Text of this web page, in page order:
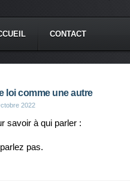
CONTACT
loi comme une autre
2022
savoir à qui parler :
pas.